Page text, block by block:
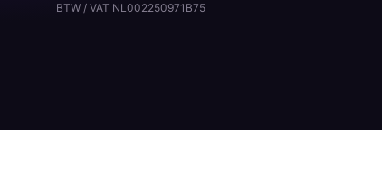
BTW / VAT NL002250971B75